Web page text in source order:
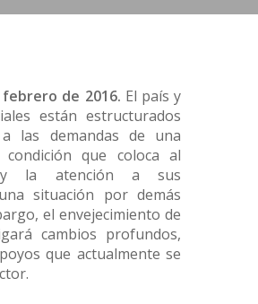
febrero de 2016. El país y
están estructurados
las demandas de una
condición que coloca al
y la atención a sus
situación por demás
el envejecimiento de
cambios profundos,
que actualmente se